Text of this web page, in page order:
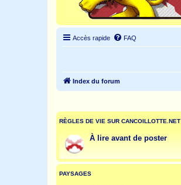
Accès rapide FAQ
Index du forum
RÈGLES DE VIE SUR CANCOILLOTTE.NET
À lire avant de poster
PAYSAGES